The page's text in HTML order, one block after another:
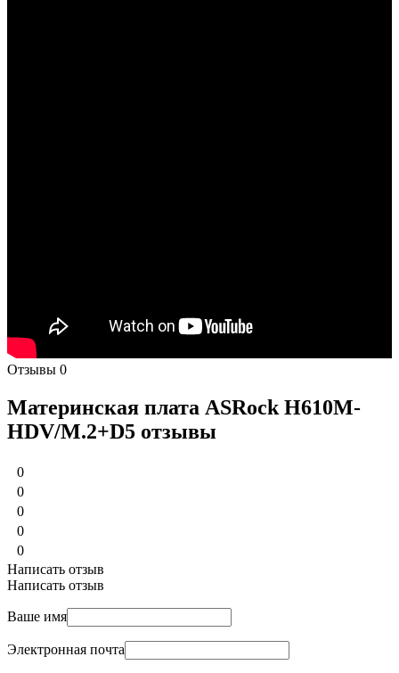
Отзывы 0
Материнская плата ASRock H610M-
HDV/M.2+D5 отзывы
0
0
0
0
0
Написать отзыв
Написать отзыв
Ваше имя
Электронная почта